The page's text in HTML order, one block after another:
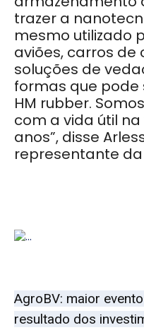
trazer a
mesmo utilizado
aviões, carros de
soluções de
formas que
HM rubber.
com a vida útil
anos”, disse
representante
AgroBV: maior
resultado dos